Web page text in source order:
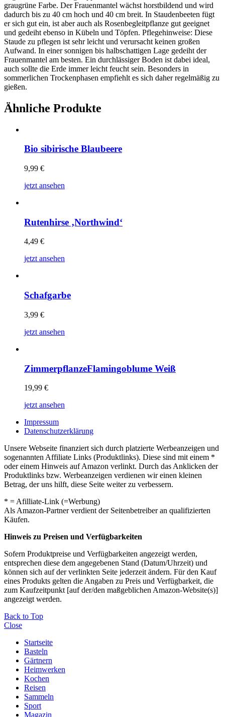
graugrüne Farbe. Der Frauenmantel wächst horstbildend und wird
dadurch bis zu 40 cm hoch und 40 cm breit. In Staudenbeeten fügt
er sich gut ein, ist aber auch als Rosenbegleitpflanze gut geeignet
und gedeiht ebenso in Kübeln und Töpfen. Pflegehinweise: Diese
Staude zu pflegen ist sehr leicht und verursacht keinen großen
Aufwand. In einer sonnigen bis halbschattigen Lage gedeiht der
Frauenmantel am besten. Ein durchlässiger Boden ist dabei ideal,
auch sollte die Erde immer leicht feucht sein. Besonders in
sommerlichen Trockenphasen empfiehlt es sich daher regelmäßig zu
gießen.
Ähnliche Produkte
Bio sibirische Blaubeere
9,99 €
jetzt ansehen
Rutenhirse ‚Northwind‘
4,49 €
jetzt ansehen
Schafgarbe
3,99 €
jetzt ansehen
ZimmerpflanzeFlamingoblume Weiß
19,99 €
jetzt ansehen
Impressum
Datenschutzerklärung
Unsere Webseite finanziert sich durch platzierte Werbeanzeigen und
sogenannten Affiliate Links (Produktlinks). Diese sind mit einem *
oder einem Hinweis auf Amazon verlinkt. Durch das Anklicken der
Produktlinks bzw. Werbeanzeigen verdienen wir einen kleinen
Betrag, der uns hilft, diese Seite weiter zu verbessern.
* = Afilliate-Link (=Werbung)
Als Amazon-Partner verdient der Seitenbetreiber an qualifizierten
Käufen.
Hinweis zu Preisen und Verfügbarkeiten
Sofern Produktpreise und Verfügbarkeiten angezeigt werden,
entsprechen diese dem angegebenen Stand (Datum/Uhrzeit) und
können sich auf der verlinkten Seite jederzeit ändern. Für den Kauf
eines Produkts gelten die Angaben zu Preis und Verfügbarkeit, die
zum Kaufzeitpunkt [auf der/den maßgeblichen Amazon-Website(s)]
angezeigt werden.
Back to Top
Close
Startseite
Basteln
Gärtnern
Heimwerken
Kochen
Reisen
Sammeln
Sport
Magazin